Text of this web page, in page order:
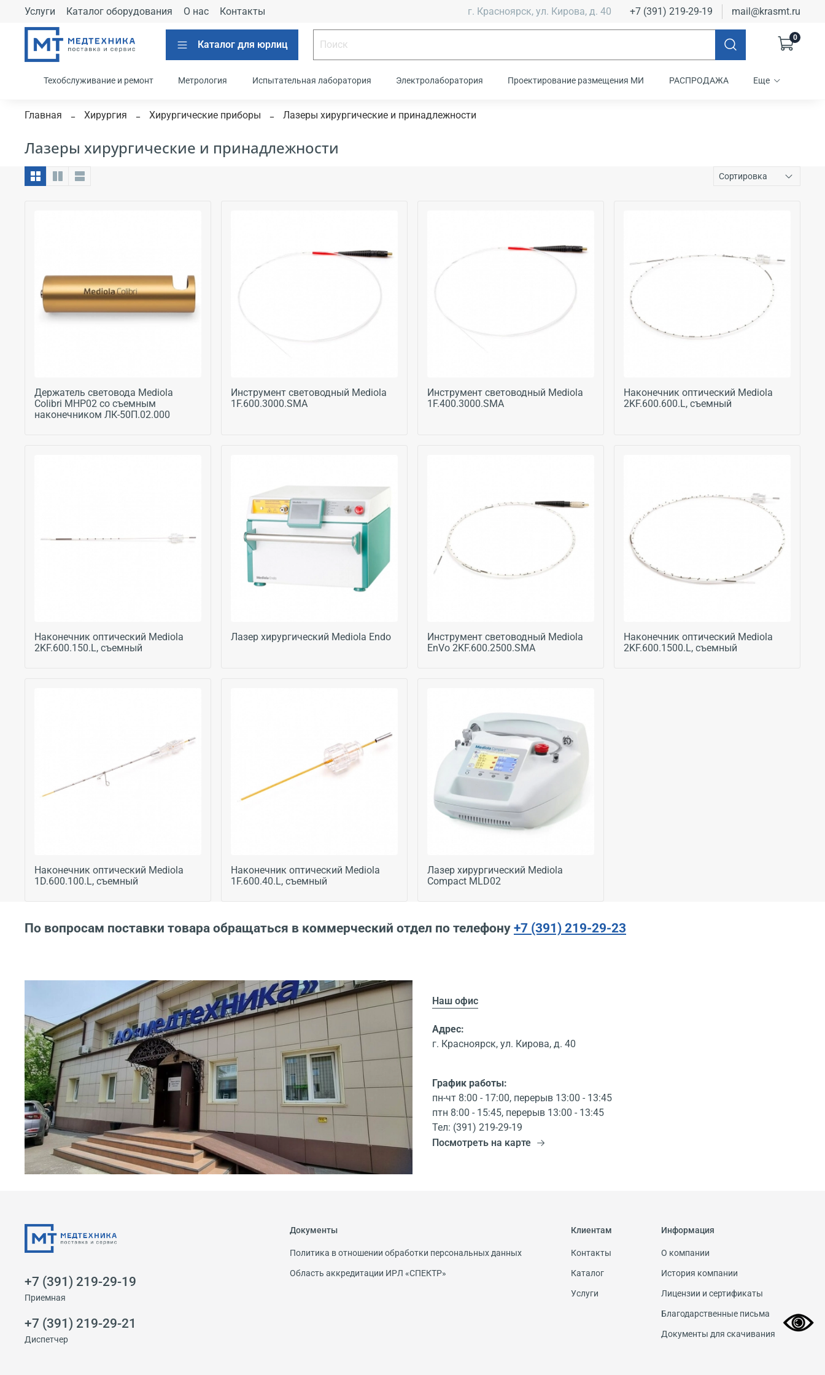
Услуги Каталог оборудования О нас Контакты г. Красноярск, ул. Кирова, д. 40 +7 (391) 219-29-19 mail@krasmt.ru
Каталог для юрлиц
0
Техобслуживание и ремонт Метрология Испытательная лаборатория Электролаборатория Проектирование размещения МИ РАСПРОДАЖА Еще
Главная Хирургия Хирургические приборы Лазеры хирургические и принадлежности
Лазеры хирургические и принадлежности
Держатель световода Mediola
Colibri MHP02 со съемным
наконечником ЛК-50П.02.000
Инструмент световодный Mediola
1F.600.3000.SMA
Инструмент световодный Mediola
1F.400.3000.SMA
Наконечник оптический Mediola
2KF.600.600.L, съемный
Наконечник оптический Mediola
2KF.600.150.L, съемный
Лазер хирургический Mediola Endo
Инструмент световодный Mediola
EnVo 2KF.600.2500.SMA
Наконечник оптический Mediola
2KF.600.1500.L, съемный
Наконечник оптический Mediola
1D.600.100.L, съемный
Наконечник оптический Mediola
1F.600.40.L, съемный
Лазер хирургический Mediola
Compact MLD02
По вопросам поставки товара обращаться в коммерческий отдел по телефону +7 (391) 219-29-23
Наш офис
Адрес:
г. Красноярск, ул. Кирова, д. 40
График работы:
пн-чт 8:00 - 17:00, перерыв 13:00 - 13:45
птн 8:00 - 15:45, перерыв 13:00 - 13:45
Тел: (391) 219-29-19
Посмотреть на карте
Документы
Политика в отношении обработки персональных данных
Область аккредитации ИРЛ «СПЕКТР»
Клиентам
Контакты
Каталог
Услуги
Информация
О компании
История компании
Лицензии и сертификаты
Благодарственные письма
Документы для скачивания
+7 (391) 219-29-19
Приемная
+7 (391) 219-29-21
Диспетчер